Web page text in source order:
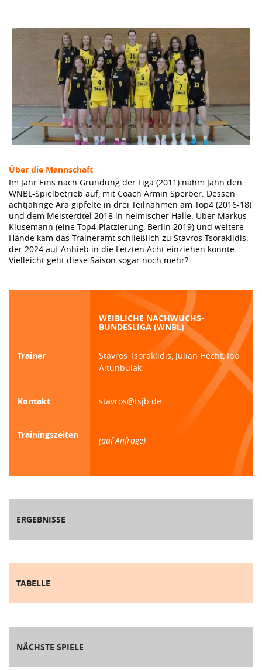
Über die Mannschaft
Im Jahr Eins nach Gründung der Liga (2011) nahm Jahn den
WNBL-Spielbetrieb auf, mit Coach Armin Sperber. Dessen
achtjährige Ära gipfelte in drei Teilnahmen am Top4 (2016-18)
und dem Meistertitel 2018 in heimischer Halle. Über Markus
Klusemann (eine Top4-Platzierung, Berlin 2019) und weitere
Hände kam das Traineramt schließlich zu Stavros Tsoraklidis,
der 2024 auf Anhieb in die Letzten Acht einziehen konnte.
Vielleicht geht diese Saison sogar noch mehr?
WEIBLICHE NACHWUCHS-
BUNDESLIGA (WNBL)
Trainer
Stavros Tsoraklidis, Julian Hecht, Ibo
Altunbulak
Kontakt stavros@tsjb.de
Trainingszeiten
(auf Anfrage)
ERGEBNISSE
TABELLE
NÄCHSTE SPIELE